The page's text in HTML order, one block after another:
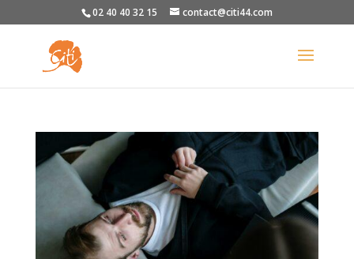
02 40 40 32 15 contact@citi44.com